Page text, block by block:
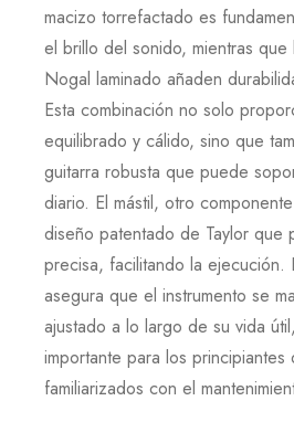
macizo torrefactado es
el brillo del sonido, mientras
Nogal laminado añaden
Esta combinación no solo
equilibrado y cálido, sino que
guitarra robusta que puede
diario. El mástil, otro
diseño patentado de Taylor que
precisa, facilitando la ejecución.
asegura que el instrumento se
ajustado a lo largo de su vida
importante para los
familiarizados con el